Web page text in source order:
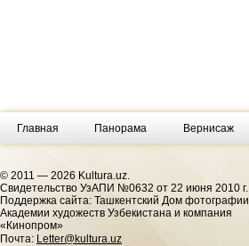
Главная Панорама Вернисаж
© 2011 — 2026 Kultura.uz.
Cвидетельство УзАПИ №0632 от 22 июня 2010 г.
Поддержка сайта: Ташкентский Дом фотографии
Академии художеств Узбекистана и компания
«Кинопром»
Почта: Letter@kultura.uz